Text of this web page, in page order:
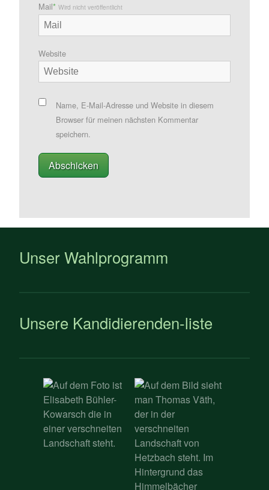
Mail* Wird nicht veröffentlicht
Website
Name, E-Mail-Adresse und Website in diesem
Browser für meinen nächsten Kommentar
speichern.
Unser Wahlprogramm
Unsere Kandidierenden-liste